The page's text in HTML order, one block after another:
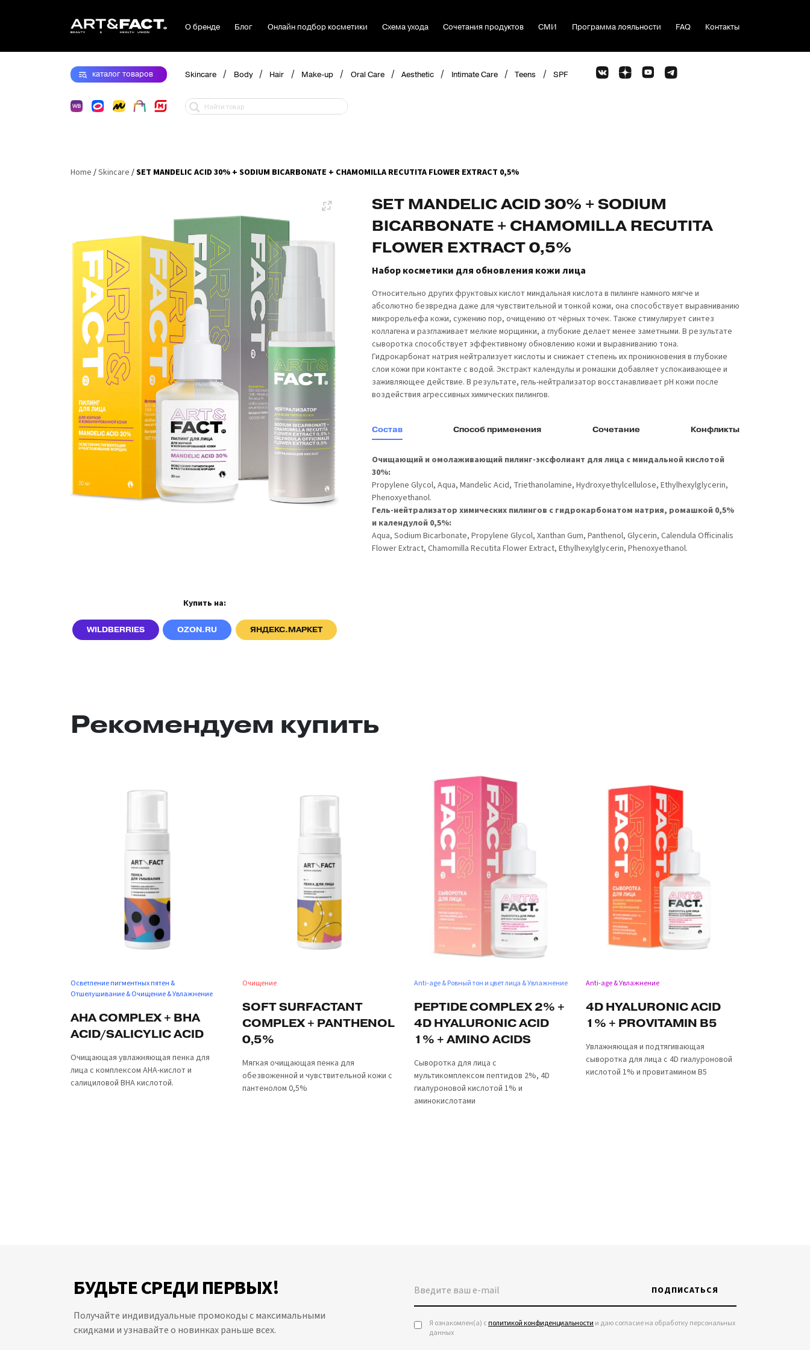
О бренде Блог Онлайн подбор косметики Схема ухода Сочетания продуктов СМИ Программа лояльности FAQ Контакты
каталогтоваров Skincare / Body / Hair / Make-up / Oral Care / Aesthetic / Intimate Care / Teens / SPF
Home /Skincare /SET MANDELIC ACID 30% + SODIUM BICARBONATE + CHAMOMILLA RECUTITA FLOWER EXTRACT 0,5%
Купить на:
WILDBERRIES OZON.RU ЯНДЕКС.МАРКЕТ
SET MANDELIC ACID 30% + SODIUM
BICARBONATE + CHAMOMILLA RECUTITA
FLOWER EXTRACT 0,5%
Набор косметики для обновления кожи лица
Относительно других фруктовых кислот миндальная кислота в пилинге намного мягче и
абсолютно безвредна даже для чувствительной и тонкой кожи, она способствует выравниванию
микрорельефа кожи, сужению пор, очищению от чёрных точек. Также стимулирует синтез
коллагена и разглаживает мелкие морщинки, а глубокие делает менее заметными. В результате
сыворотка способствует эффективному обновлению кожи и выравниванию тона.
Гидрокарбонат натрия нейтрализует кислоты и снижает степень их проникновения в глубокие
слои кожи при контакте с водой. Экстракт календулы и ромашки добавляет успокаивающее и
заживляющее действие. В результате, гель-нейтрализатор восстанавливает рН кожи после
воздействия агрессивных химических пилингов.
Состав Способ применения Сочетание Конфликты
Очищающий и омолаживающий пилинг-эксфолиант для лица с миндальной кислотой
30%:
Propylene Glycol, Aqua, Mandelic Acid, Triethanolamine, Hydroxyethylcellulose, Ethylhexylglycerin,
Phenoxyethanol.
Гель-нейтрализатор химических пилингов с гидрокарбонатом натрия, ромашкой 0,5%
и календулой 0,5%:
Aqua, Sodium Bicarbonate, Propylene Glycol, Xanthan Gum, Panthenol, Glycerin, Calendula Officinalis
Flower Extract, Chamomilla Recutita Flower Extract, Ethylhexylglycerin, Phenoxyethanol.
Рекомендуем купить
Осветление пигментных пятен &
Отшелушивание & Очищение & Увлажнение
AHA COMPLEX + BHA
ACID/SALICYLIC ACID
Очищающая увлажняющая пенка для
лица с комплексом AHA-кислот и
салициловой BHA кислотой.
Очищение
SOFT SURFACTANT
COMPLEX + PANTHENOL
0,5%
Мягкая очищающая пенка для
обезвоженной и чувствительной кожи с
пантенолом 0,5%
Anti-age & Ровный тон и цвет лица & Увлажнение
PEPTIDE COMPLEX 2% +
4D HYALURONIC ACID
1% + AMINO ACIDS
Сыворотка для лица с
мультикомплексом пептидов 2%, 4D
гиалуроновой кислотой 1% и
аминокислотами
Anti-age & Увлажнение
4D HYALURONIC ACID
1% + PROVITAMIN B5
Увлажняющая и подтягивающая
сыворотка для лица с 4D гиалуроновой
кислотой 1% и провитамином B5
БУДЬТЕ СРЕДИ ПЕРВЫХ!
Получайте индивидуальные промокоды с максимальными
скидками и узнавайте о новинках раньше всех.
ПОДПИСАТЬСЯ
Я ознакомлен(а) сполитикой конфиденциальности и даю согласие на обработку персональных
данных